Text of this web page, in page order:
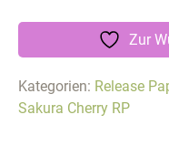
Zur
Kategorien: Release
Sakura Cherry RP